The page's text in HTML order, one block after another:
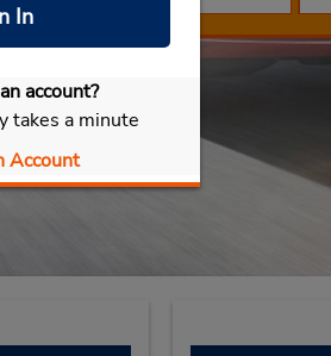
carro
In
account?
takes a minute
Account